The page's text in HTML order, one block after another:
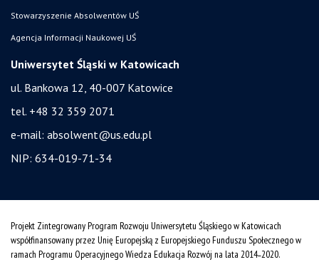
Stowarzyszenie Absolwentów UŚ
Agencja Informacji Naukowej UŚ
Uniwersytet Śląski w Katowicach
ul. Bankowa 12, 40-007 Katowice
tel. +48 32 359 2071
e-mail: absolwent@us.edu.pl
NIP: 634-019-71-34
Projekt Zintegrowany Program Rozwoju Uniwersytetu Śląskiego w Katowicach
współfinansowany przez Unię Europejską z Europejskiego Funduszu Społecznego w
ramach Programu Operacyjnego Wiedza Edukacja Rozwój na lata 2014˗2020.